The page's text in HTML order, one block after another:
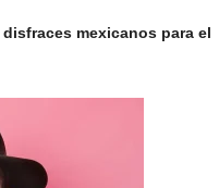
disfraces mexicanos para el